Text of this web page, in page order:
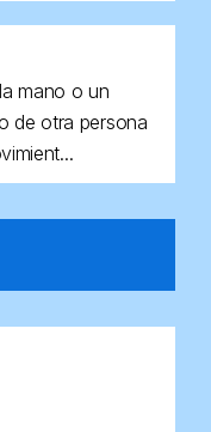
mano o un
de otra persona